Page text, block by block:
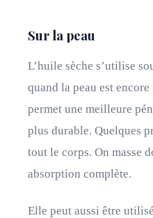
Sur la peau
L’huile sèche s’utilise
quand la peau est
permet une meilleure
plus durable. Quelques
tout le corps. On masse
absorption complète.
Elle peut aussi être